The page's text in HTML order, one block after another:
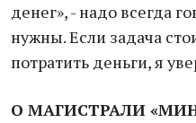
денег», - надо всегда
нужны. Если задача
потратить деньги, я
О МАГИСТРАЛИ